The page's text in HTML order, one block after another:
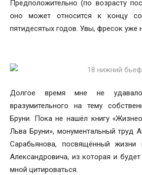
Предположительно (по возрасту
оно может относится к концу
пятидесятых годов. Увы, фресок уже
Долгое время мне не
вразумительного на тему
Бруни. Пока не нашёл книгу
Льва Бруни», монументальный труд
Сарабьянова, посвящённый жизни
Александровича, из которая и
мной цитироваться.